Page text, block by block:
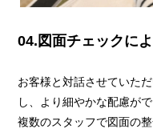
04.図面チェックに
お客様と対話させていた
し、より細やかな配慮が
複数のスタッフで図面の